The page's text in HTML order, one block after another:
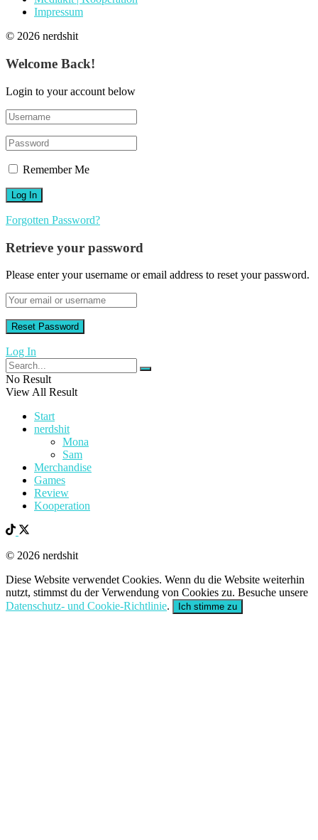
Impressum
© 2026 nerdshit
Welcome Back!
Login to your account below
Remember Me
Forgotten Password?
Retrieve your password
Please enter your username or email address to reset your password.
Log In
No Result
View All Result
Start
nerdshit
Mona
Sam
Merchandise
Games
Review
Kooperation
© 2026 nerdshit
Diese Website verwendet Cookies. Wenn du die Website weiterhin
nutzt, stimmst du der Verwendung von Cookies zu. Besuche unsere
Datenschutz- und Cookie-Richtlinie. Ich stimme zu